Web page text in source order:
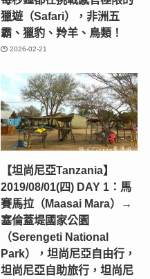
獵遊（Safari），非洲五
霸、獵豹、羚羊、鳥類！
2026-02-21
【坦尚尼亞Tanzania】
2019/08/01(四) DAY 1：馬
賽馬拉（Maasai Mara）→
塞倫蓋堤國家公園
（Serengeti National
Park），坦尚尼亞自由行，
坦尚尼亞自助旅行，坦尚尼